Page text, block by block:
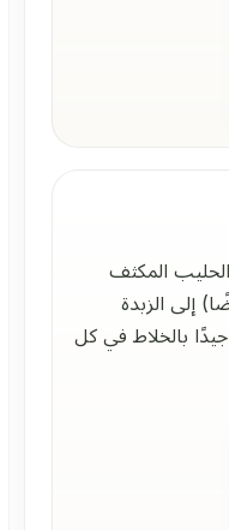
المكثف
إلى الزبدة
بالخلاط في كل